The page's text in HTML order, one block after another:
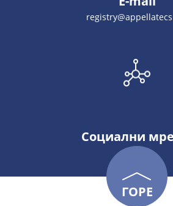
Социални
ГОРЕ